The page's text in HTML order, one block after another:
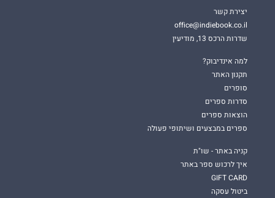
יצירת קשר
office@indiebook.co.il
שדרות הרכס 13, מודיעין
למה אינדיבוק?
תקנון האתר
סופרים
סדרות ספרים
הוצאות ספרים
ספרים במבצעים ושיתופי פעולה
קניה באתר - שו"ת
איך לרכוש ספר באתר
GIFT CARD
ביטול עסקה